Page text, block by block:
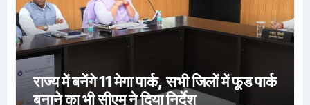
राज्य में बनेंगे 11 मेगा पार्क, सभी जिलों में फूड पार्क
बनाने का भी सीएम ने दिया निर्देश